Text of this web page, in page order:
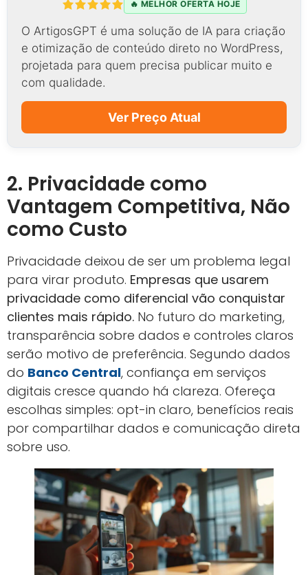
🔥 MELHOR OFERTA HOJE
O ArtigosGPT é uma solução de IA para criação
e otimização de conteúdo direto no WordPress,
projetada para quem precisa publicar muito e
com qualidade.
Ver Preço Atual
2. Privacidade como
Vantagem Competitiva, Não
como Custo
Privacidade deixou de ser um problema legal
para virar produto. Empresas que usarem
privacidade como diferencial vão conquistar
clientes mais rápido. No futuro do marketing,
transparência sobre dados e controles claros
serão motivo de preferência. Segundo dados
do Banco Central, confiança em serviços
digitais cresce quando há clareza. Ofereça
escolhas simples: opt-in claro, benefícios reais
por compartilhar dados e comunicação direta
sobre uso.